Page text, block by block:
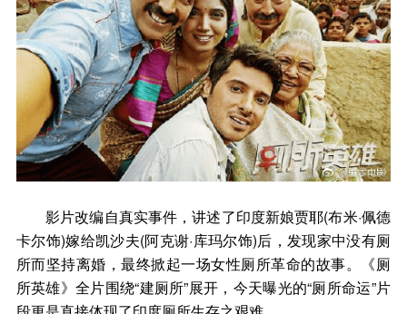
影片改编自真实事件，讲述了印度新娘贾耶(布米·佩德
卡尔饰)嫁给凯沙夫(阿克谢·库玛尔饰)后，发现家中没有厕
所而坚持离婚，最终掀起一场女性厕所革命的故事。《厕
所英雄》全片围绕“建厕所”展开，今天曝光的“厕所命运”片